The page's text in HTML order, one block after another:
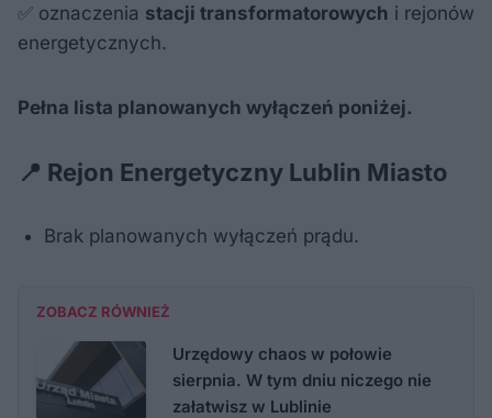
✅ oznaczenia stacji transformatorowych i rejonów
energetycznych.
Pełna lista planowanych wyłączeń poniżej.
📍 Rejon Energetyczny Lublin Miasto
Brak planowanych wyłączeń prądu.
ZOBACZ RÓWNIEŻ
Urzędowy chaos w połowie
sierpnia. W tym dniu niczego nie
załatwisz w Lublinie